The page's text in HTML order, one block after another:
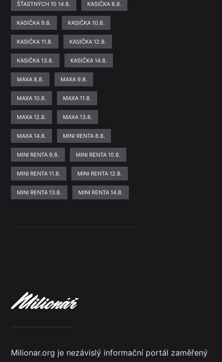
ŠŤASTNÝCH 10 14.8. KASIČKA 8.8.
KASIČKA 9.8. KASIČKA 10.8.
KASIČKA 11.8. KASIČKA 12.8.
KASIČKA 13.8. KASIČKA 14.8.
MAXA 8.8. MAXA 9.8.
MAXA 10.8. MAXA 11.8.
MAXA 12.8. MAXA 13.8.
MAXA 14.8. MINI RENTA 8.8.
MINI RENTA 9.8. MINI RENTA 10.8.
MINI RENTA 11.8. MINI RENTA 12.8.
MINI RENTA 13.8. MINI RENTA 14.8.
Milionar.org je nezávislý informační portál zaměřený